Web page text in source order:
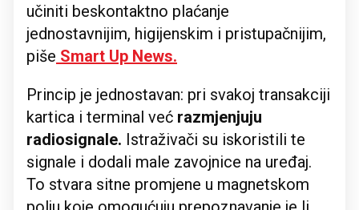
učiniti beskontaktno plaćanje
jednostavnijim, higijenskim i pristupačnijim,
piše Smart Up News.
Princip je jednostavan: pri svakoj transakciji
kartica i terminal već razmjenjuju
radiosignale. Istraživači su iskoristili te
signale i dodali male zavojnice na uređaj.
To stvara sitne promjene u magnetskom